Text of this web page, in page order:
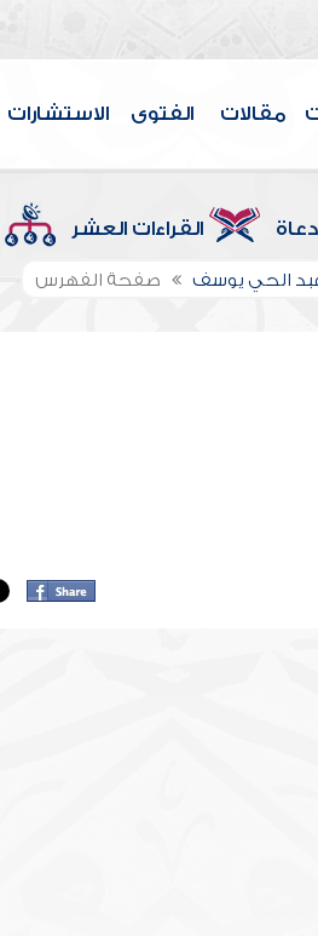
مقالات الفتوى الاستشارات
القراءات العشر
الحي يوسف صفحة الفهرس